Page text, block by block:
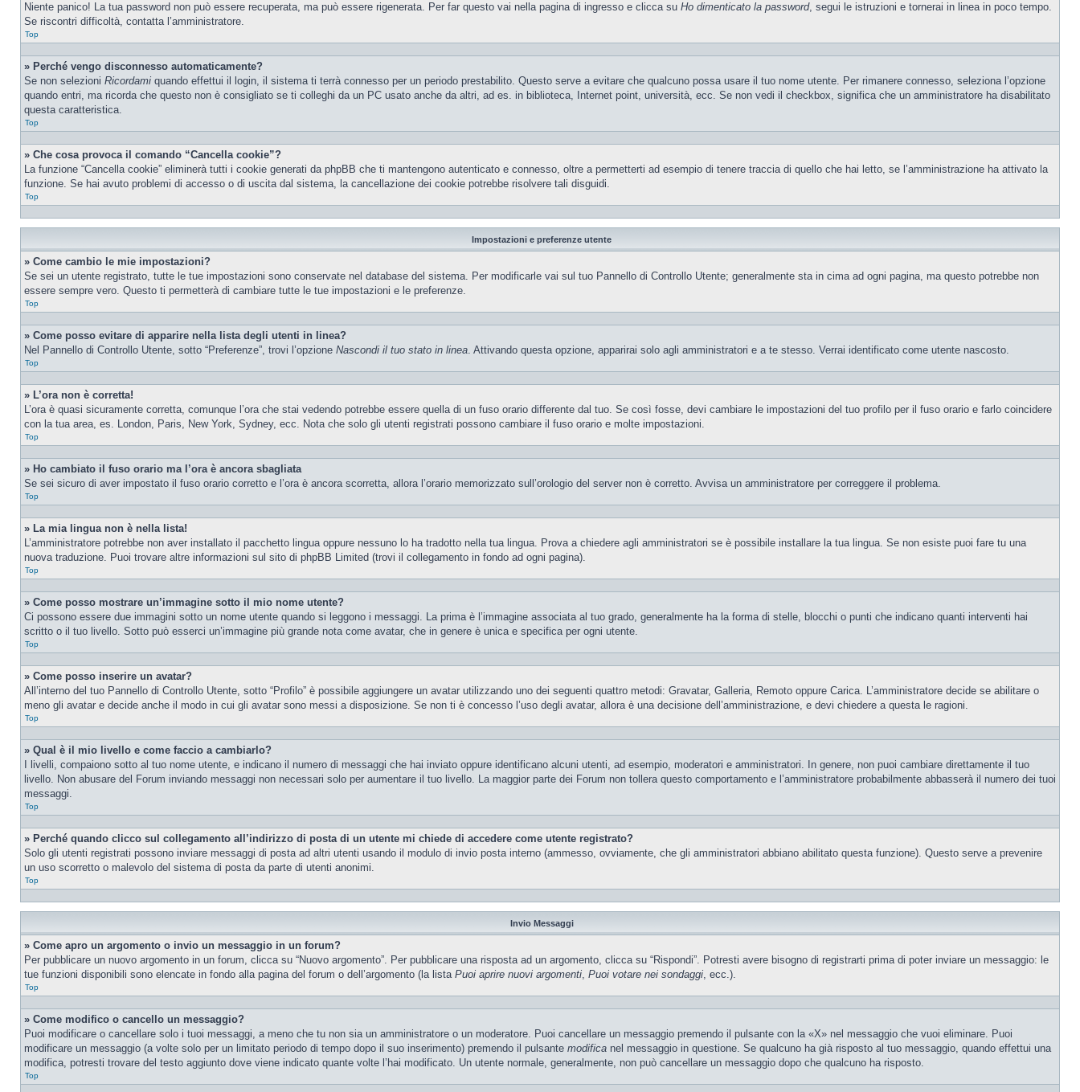
Niente panico! La tua password non può essere recuperata, ma può essere rigenerata. Per far questo vai nella pagina di ingresso e clicca su Ho dimenticato la password, segui le istruzioni e tornerai in linea in poco tempo.
Se riscontri difficoltà, contatta l’amministratore.
Top
» Perché vengo disconnesso automaticamente?
Se non selezioni Ricordami quando effettui il login, il sistema ti terrà connesso per un periodo prestabilito. Questo serve a evitare che qualcuno possa usare il tuo nome utente. Per rimanere connesso, seleziona l’opzione
quando entri, ma ricorda che questo non è consigliato se ti colleghi da un PC usato anche da altri, ad es. in biblioteca, Internet point, università, ecc. Se non vedi il checkbox, significa che un amministratore ha disabilitato
questa caratteristica.
Top
» Che cosa provoca il comando “Cancella cookie”?
La funzione “Cancella cookie” eliminerà tutti i cookie generati da phpBB che ti mantengono autenticato e connesso, oltre a permetterti ad esempio di tenere traccia di quello che hai letto, se l’amministrazione ha attivato la
funzione. Se hai avuto problemi di accesso o di uscita dal sistema, la cancellazione dei cookie potrebbe risolvere tali disguidi.
Top
Impostazioni e preferenze utente
» Come cambio le mie impostazioni?
Se sei un utente registrato, tutte le tue impostazioni sono conservate nel database del sistema. Per modificarle vai sul tuo Pannello di Controllo Utente; generalmente sta in cima ad ogni pagina, ma questo potrebbe non
essere sempre vero. Questo ti permetterà di cambiare tutte le tue impostazioni e le preferenze.
Top
» Come posso evitare di apparire nella lista degli utenti in linea?
Nel Pannello di Controllo Utente, sotto “Preferenze”, trovi l’opzione Nascondi il tuo stato in linea. Attivando questa opzione, apparirai solo agli amministratori e a te stesso. Verrai identificato come utente nascosto.
Top
» L’ora non è corretta!
L’ora è quasi sicuramente corretta, comunque l’ora che stai vedendo potrebbe essere quella di un fuso orario differente dal tuo. Se così fosse, devi cambiare le impostazioni del tuo profilo per il fuso orario e farlo coincidere
con la tua area, es. London, Paris, New York, Sydney, ecc. Nota che solo gli utenti registrati possono cambiare il fuso orario e molte impostazioni.
Top
» Ho cambiato il fuso orario ma l’ora è ancora sbagliata
Se sei sicuro di aver impostato il fuso orario corretto e l’ora è ancora scorretta, allora l’orario memorizzato sull’orologio del server non è corretto. Avvisa un amministratore per correggere il problema.
Top
» La mia lingua non è nella lista!
L’amministratore potrebbe non aver installato il pacchetto lingua oppure nessuno lo ha tradotto nella tua lingua. Prova a chiedere agli amministratori se è possibile installare la tua lingua. Se non esiste puoi fare tu una
nuova traduzione. Puoi trovare altre informazioni sul sito di phpBB Limited (trovi il collegamento in fondo ad ogni pagina).
Top
» Come posso mostrare un’immagine sotto il mio nome utente?
Ci possono essere due immagini sotto un nome utente quando si leggono i messaggi. La prima è l’immagine associata al tuo grado, generalmente ha la forma di stelle, blocchi o punti che indicano quanti interventi hai
scritto o il tuo livello. Sotto può esserci un’immagine più grande nota come avatar, che in genere è unica e specifica per ogni utente.
Top
» Come posso inserire un avatar?
All’interno del tuo Pannello di Controllo Utente, sotto “Profilo” è possibile aggiungere un avatar utilizzando uno dei seguenti quattro metodi: Gravatar, Galleria, Remoto oppure Carica. L’amministratore decide se abilitare o
meno gli avatar e decide anche il modo in cui gli avatar sono messi a disposizione. Se non ti è concesso l’uso degli avatar, allora è una decisione dell’amministrazione, e devi chiedere a questa le ragioni.
Top
» Qual è il mio livello e come faccio a cambiarlo?
I livelli, compaiono sotto al tuo nome utente, e indicano il numero di messaggi che hai inviato oppure identificano alcuni utenti, ad esempio, moderatori e amministratori. In genere, non puoi cambiare direttamente il tuo
livello. Non abusare del Forum inviando messaggi non necessari solo per aumentare il tuo livello. La maggior parte dei Forum non tollera questo comportamento e l’amministratore probabilmente abbasserà il numero dei tuoi
messaggi.
Top
» Perché quando clicco sul collegamento all’indirizzo di posta di un utente mi chiede di accedere come utente registrato?
Solo gli utenti registrati possono inviare messaggi di posta ad altri utenti usando il modulo di invio posta interno (ammesso, ovviamente, che gli amministratori abbiano abilitato questa funzione). Questo serve a prevenire
un uso scorretto o malevolo del sistema di posta da parte di utenti anonimi.
Top
Invio Messaggi
» Come apro un argomento o invio un messaggio in un forum?
Per pubblicare un nuovo argomento in un forum, clicca su “Nuovo argomento”. Per pubblicare una risposta ad un argomento, clicca su “Rispondi”. Potresti avere bisogno di registrarti prima di poter inviare un messaggio: le
tue funzioni disponibili sono elencate in fondo alla pagina del forum o dell’argomento (la lista Puoi aprire nuovi argomenti, Puoi votare nei sondaggi, ecc.).
Top
» Come modifico o cancello un messaggio?
Puoi modificare o cancellare solo i tuoi messaggi, a meno che tu non sia un amministratore o un moderatore. Puoi cancellare un messaggio premendo il pulsante con la «X» nel messaggio che vuoi eliminare. Puoi
modificare un messaggio (a volte solo per un limitato periodo di tempo dopo il suo inserimento) premendo il pulsante modifica nel messaggio in questione. Se qualcuno ha già risposto al tuo messaggio, quando effettui una
modifica, potresti trovare del testo aggiunto dove viene indicato quante volte l’hai modificato. Un utente normale, generalmente, non può cancellare un messaggio dopo che qualcuno ha risposto.
Top